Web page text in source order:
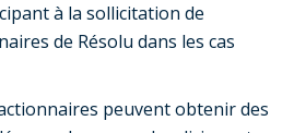
à la sollicitation de
de Résolu dans les cas
peuvent obtenir des